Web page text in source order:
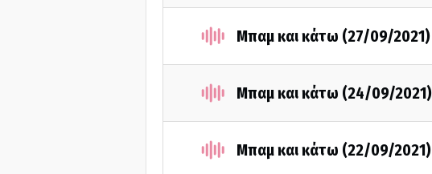
Μπαμ και κάτω (27/09/2021)
Μπαμ και κάτω (24/09/2021)
Μπαμ και κάτω (22/09/2021)